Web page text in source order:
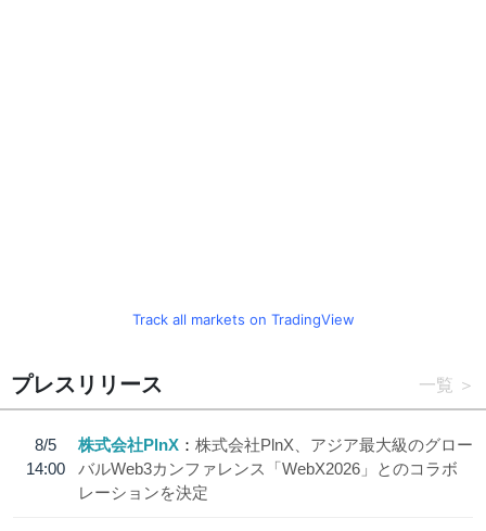
Track all markets on TradingView
プレスリリース 一覧
8/5
14:00
株式会社PlnX
株式会社PlnX、アジア最大級のグロー
バルWeb3カンファレンス「WebX2026」とのコラボ
レーションを決定